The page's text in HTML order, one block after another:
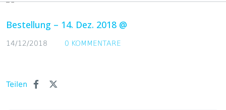
Bestellung – 14. Dez. 2018 @
14/12/2018 0 KOMMENTARE
Teilen